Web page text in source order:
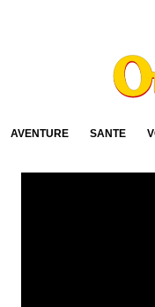
AVENTURE SANTÉ